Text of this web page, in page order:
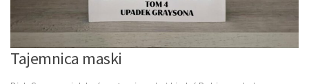
Tajemnica maski